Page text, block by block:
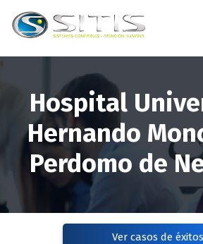
Hospital
Hernando
Perdomo de
Ver casos de éxitos